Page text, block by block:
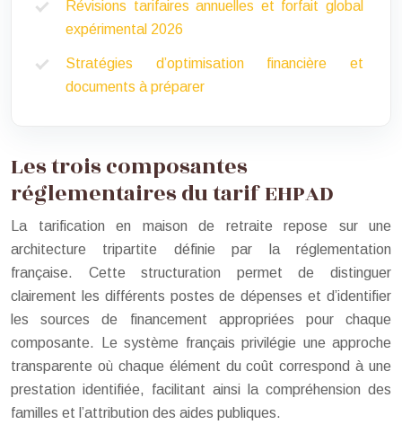
Révisions tarifaires annuelles et forfait global
expérimental 2026
Stratégies d’optimisation financière et
documents à préparer
Les trois composantes
réglementaires du tarif EHPAD
La tarification en maison de retraite repose sur une
architecture tripartite définie par la réglementation
française. Cette structuration permet de distinguer
clairement les différents postes de dépenses et d’identifier
les sources de financement appropriées pour chaque
composante. Le système français privilégie une approche
transparente où chaque élément du coût correspond à une
prestation identifiée, facilitant ainsi la compréhension des
familles et l’attribution des aides publiques.